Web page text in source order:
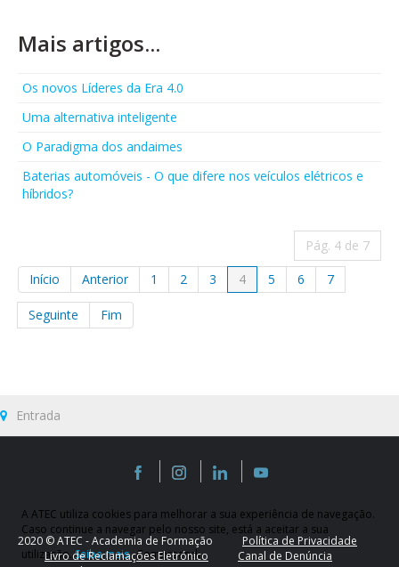
Mais artigos...
Os novos Líderes da Era 4.0
Uma alternativa inteligente
O Paradigma dos andaimes
Baterias automóveis - O que difere nos veículos elétricos e
híbridos?
Pág. 4 de 7
Início
Anterior 1 2 3 4 5 6 7
Seguinte Fim
Entrada
A ATEC utiliza cookies para melhorar a sua experiência de navegação.
Caso continue a navegar pelo nosso site, está a aceitar a sua
utilização. Saiba mais Compreendi
2020 © ATEC - Academia de Formação
Política de Privacidade
Livro de Reclamações Eletrónico
Canal de Denúncia